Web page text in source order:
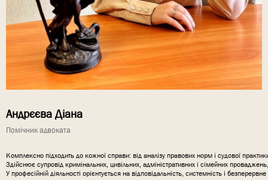
Андрєєва Діана
Помічник адвоката
Комплексно підходить до кожної справи: від аналізу правових норм і судової
Здійснює супровід кримінальних, цивільних, адміністративних і сімейних
У професійній діяльності орієнтується на відповідальність, системність і